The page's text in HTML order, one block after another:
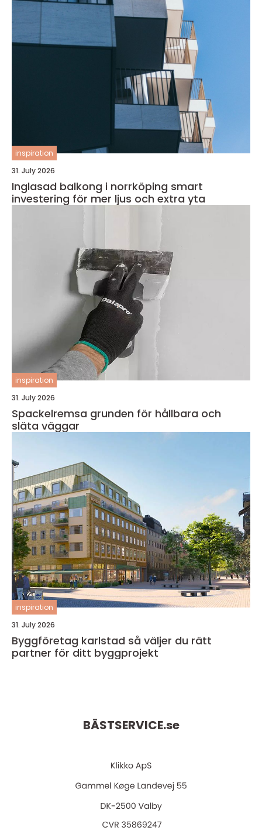
inspiration
31. July 2026
Inglasad balkong i norrköping smart
investering för mer ljus och extra yta
inspiration
31. July 2026
Spackelremsa grunden för hållbara och
släta väggar
inspiration
31. July 2026
Byggföretag karlstad så väljer du rätt
partner för ditt byggprojekt
BÄSTSERVICE.se